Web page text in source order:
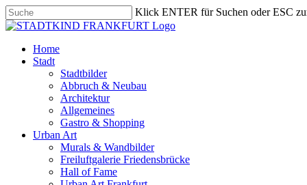
Skip
to
content
Klick ENTER für Suchen oder ESC
Close
search
Menu
Home
Stadt
Stadtbilder
Abbruch & Neubau
Architektur
Allgemeines
Gastro & Shopping
Urban Art
Murals & Wandbilder
Freiluftgalerie Friedensbrücke
Hall of Fame